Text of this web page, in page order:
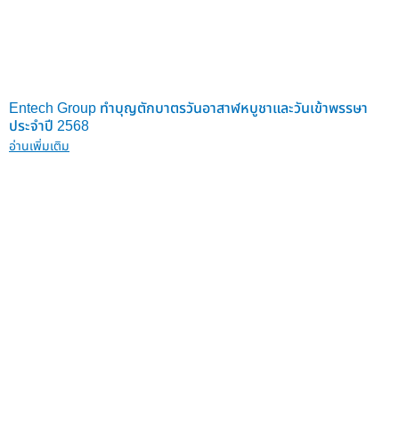
Entech Group ทำบุญตักบาตรวันอาสาฬหบูชาและวันเข้าพรรษา
ประจำปี 2568
อ่านเพิ่มเติม